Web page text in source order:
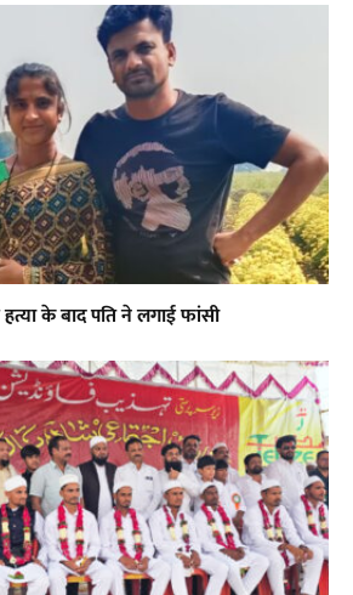
के बाद पति ने लगाई फांसी